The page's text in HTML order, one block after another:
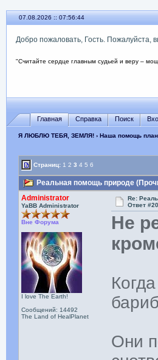
07.08.2026 :: 07:56:45
Добро пожаловать, Гость. Пожалуйста,
"Считайте сердце главным судьей и веру –
Главная Справка Поиск
Я ЛЮБЛЮ ТЕБЯ, ЗЕМЛЯ!› Наша помощь
Страниц: 1 2 3 4 5 6
Реальная помощь природе
Administrator
YaBB Administrator
Вне Форума
I love The Earth!
Сообщений: 14492
The Land of HealPlanet
Re:
Ответ
Не
Они